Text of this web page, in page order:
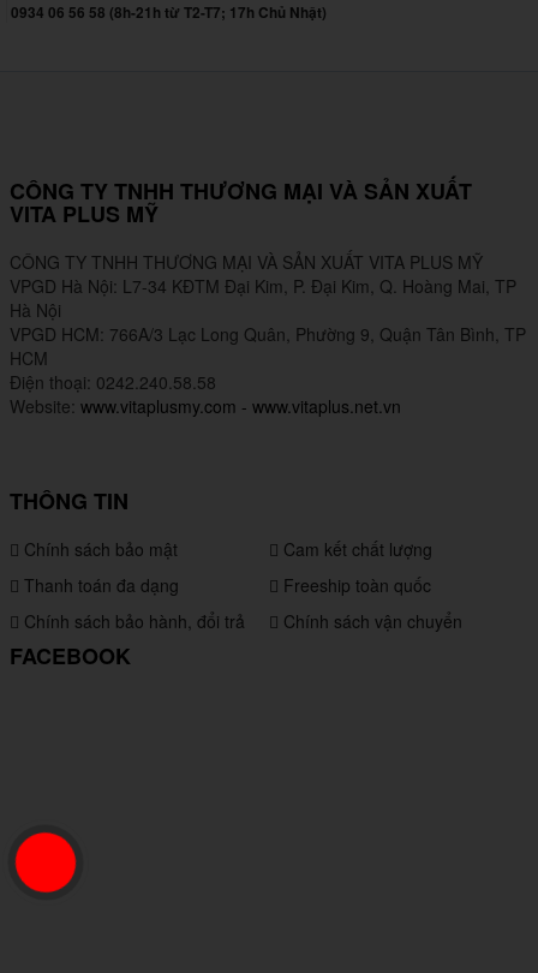
0934 06 56 58 (8h-21h từ T2-T7; 17h Chủ Nhật)
CÔNG TY TNHH THƯƠNG MẠI VÀ SẢN XUẤT
VITA PLUS MỸ
CÔNG TY TNHH THƯƠNG MẠI VÀ SẢN XUẤT VITA PLUS MỸ
VPGD Hà Nội: L7-34 KĐTM Đại Kim, P. Đại Kim, Q. Hoàng Mai, TP
Hà Nội
VPGD HCM: 766A/3 Lạc Long Quân, Phường 9, Quận Tân Bình, TP
HCM
Điện thoại: 0242.240.58.58
Website: www.vitaplusmy.com - www.vitaplus.net.vn
THÔNG TIN
Chính sách bảo mật
Cam kết chất lượng
Thanh toán đa dạng
Freeship toàn quốc
Chính sách bảo hành, đổi trả
Chính sách vận chuyển
FACEBOOK